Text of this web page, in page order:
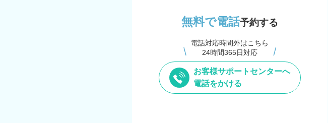
無料で電話予約する
電話対応時間外はこちら
24時間365日対応
お客様サポートセンターへ
電話をかける